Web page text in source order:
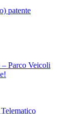
patente
Parco Veicoli